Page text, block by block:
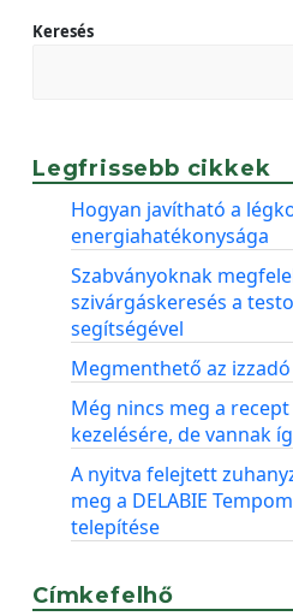
Keresés
Legfrissebb cikkek
Hogyan javítható a
energiahatékonysága
Szabványoknak
szivárgáskeresés a
segítségével
Megmenthető az
Még nincs meg a
kezelésére, de vannak
A nyitva felejtett
meg a DELABIE
telepítése
Címkefelhő